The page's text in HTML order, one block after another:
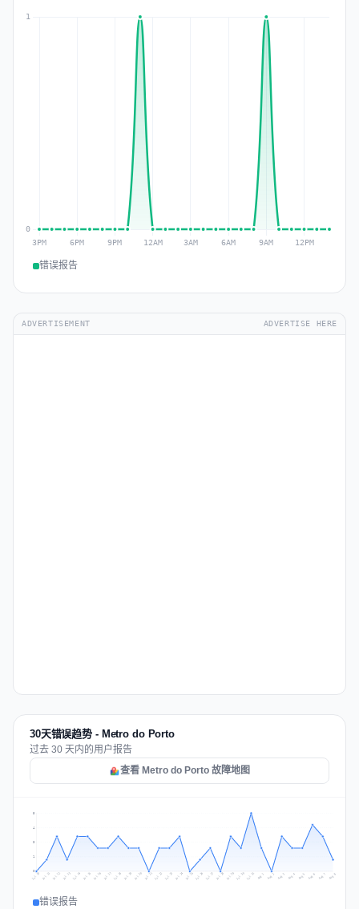
错误报告
ADVERTISEMENT ADVERTISE HERE
30天错误趋势 - Metro do Porto
过去 30 天内的用户报告
查看 Metro do Porto 故障地图
1
3
4
5
Jul 10 Jul 11 Jul 12 Jul 13 Jul 14 Jul 15 Jul 16 Jul 17 Jul 18 Jul 19 Jul 20 Jul 21 Jul 22 Jul 23 Jul 24 Jul 25 Jul 26 Jul 27 Jul 28 Jul 29 Jul 30 Jul 31 Aug 1 Aug 2 Aug 3 Aug 4 Aug 5 Aug 6 Aug 7 Aug 8
错误报告